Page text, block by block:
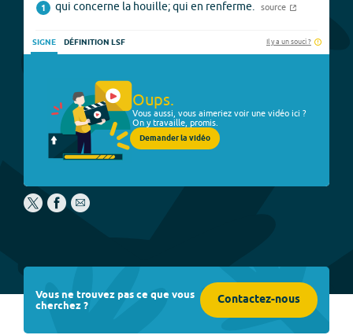
1 qui concerne la houille; qui en renferme. source
SIGNE DÉFINITION LSF Il y a un souci ?
Oups.
Vous aussi, vous aimeriez voir une vidéo ici ?
On y travaille, promis.
Demander la vidéo
Vous ne trouvez pas ce que vous
cherchez ? Contactez-nous